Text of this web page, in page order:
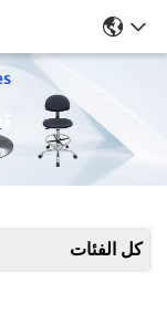
كل الفئات